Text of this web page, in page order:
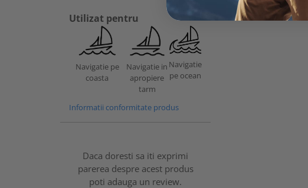
Utilizat pentru
Navigatie pe
coasta
Navigatie in
apropiere
tarm
Navigatie
pe ocean
Informatii conformitate produs
Daca doresti sa iti exprimi
parerea despre acest produs
poti adauga un review.